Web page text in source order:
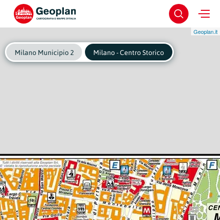
Geoplan.it
Milano Municipio 2 Milano - Centro Storico